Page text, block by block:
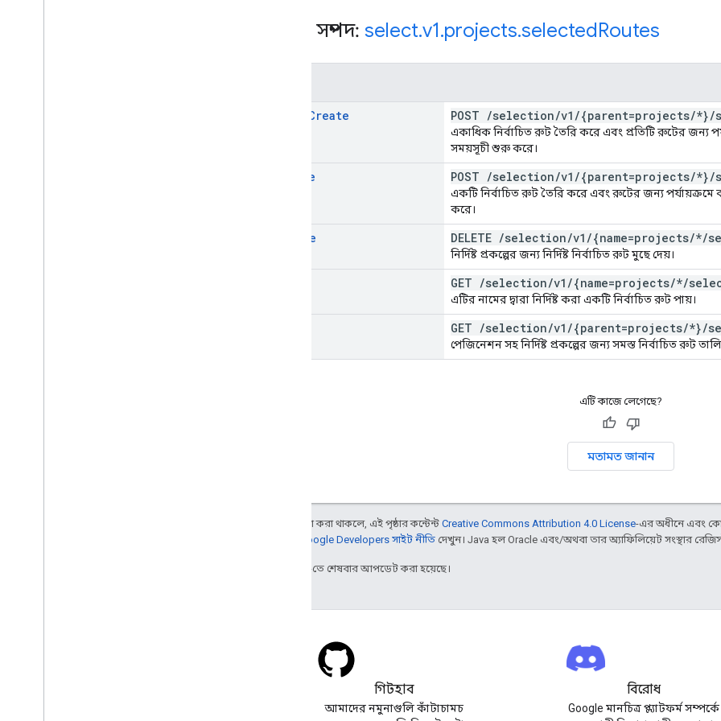
REST সম্পদ: select.v1.projects.selectedRoutes
Create POST /selection/v1 /{parent=projects/*}/
একাধিক নির্বাচিত রুট তৈরি করে এবং প্রতিটি রুটের জন্য
সময়সূচী শুরু করে।
create POST /selection/v1 /{parent=projects/*}/
একটি নির্বাচিত রুট তৈরি করে এবং রুটের জন্য
করে।
delete DELETE /selection/v1 /{name=projects/*/
নির্দিষ্ট প্রকল্পের জন্য নির্দিষ্ট নির্বাচিত রুট মুছে দেয়।
GET /selection/v1 /{name=projects/*/
এটির নামের দ্বারা নির্দিষ্ট করা একটি নির্বাচিত রুট পায়।
GET /selection/v1 /{parent=projects/*}/
পেজিনেশন সহ নির্দিষ্ট প্রকল্পের জন্য সমস্ত নির্বাচিত রুট
এটি কাজে লেগেছে?
মতামত জানান
অন্য কিছু উল্লেখ না করা থাকলে, এই পৃষ্ঠার কন্টেন্ট Creative Commons Attribution 4.0 License-এর অধীনে এবং
Google Developers সাইট নীতি দেখুন। Java হল Oracle এবং/অথবা তার অ্যাফিলিয়েট সংস্থার
2025-08-29 UTC-তে শেষবার আপডেট করা হয়েছে।
গিটহাব
আমাদের নমুনাগুলি কাঁটাচামচ
বিরোধ
Google মানচিত্র প্ল্যাটফর্ম সম্পর্কে